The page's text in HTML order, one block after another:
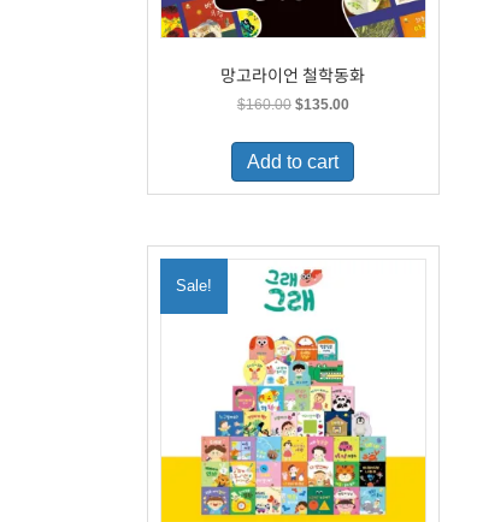
망고라이언 철학동화
$160.00 Original
was:
$160.00.
$135.00Current
is:
Add to cart
Sale!